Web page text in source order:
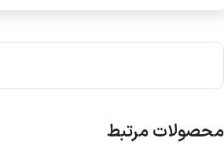
محصولات مرتبط